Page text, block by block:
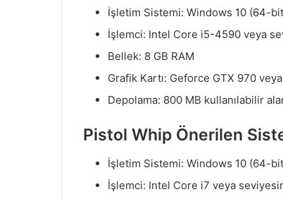
İşletim Sistemi: Windows 10 (64-
İşlemci: Intel Core i5-4590 veya
Bellek: 8 GB RAM
Grafik Kartı: Geforce GTX 970
Depolama: 800 MB kullanılabilir
Pistol Whip Önerilen
İşletim Sistemi: Windows 10 (64-
İşlemci: Intel Core i7 veya